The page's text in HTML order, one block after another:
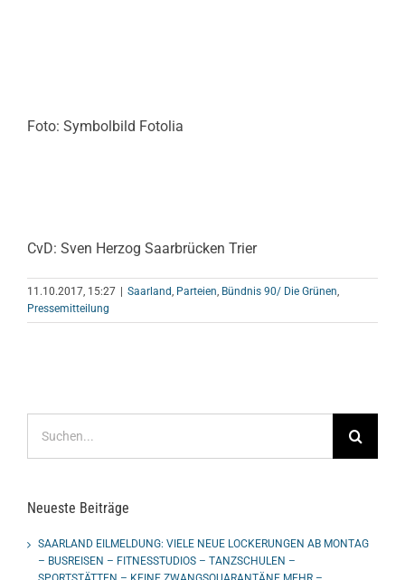
Foto: Symbolbild Fotolia
CvD: Sven Herzog Saarbrücken Trier
11.10.2017, 15:27 Saarland, Parteien, Bündnis 90/ Die Grünen,
Pressemitteilung
nach:
Neueste Beiträge
SAARLAND EILMELDUNG: VIELE NEUE LOCKERUNGEN AB MONTAG
– BUSREISEN – FITNESSTUDIOS – TANZSCHULEN –